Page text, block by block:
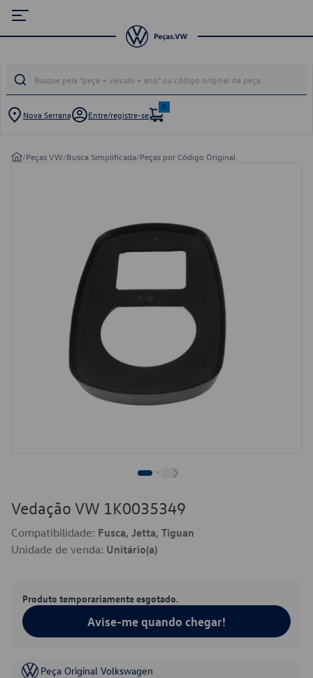
Nova Serrana Entre/registre-se
0
/Peças VW/Busca Simplificada/Peças por Código Original
Vedação VW 1K0035349
Compatibilidade: Fusca, Jetta, Tiguan
Unidade de venda: Unitário(a)
Produto temporariamente esgotado.
Avise-me quando chegar!
Peça Original Volkswagen